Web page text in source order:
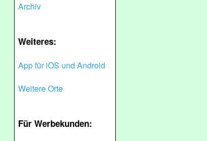
Archiv
Weiteres:
App für iOS und Android
Weitere Orte
Für Werbekunden: